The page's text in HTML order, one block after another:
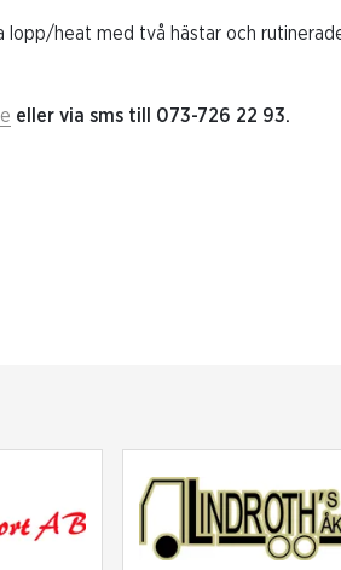
heat med två hästar och
eller via sms till 073-726 22 93.